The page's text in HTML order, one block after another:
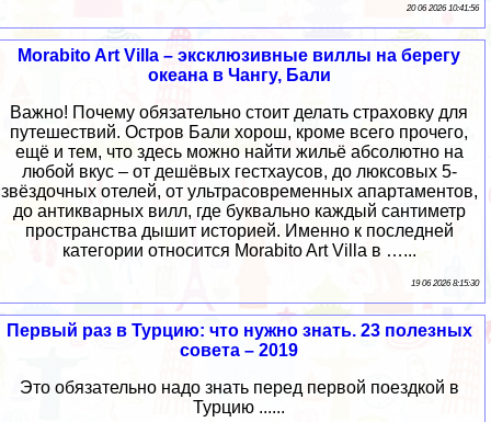
20 06 2026 10:41:56
Morabito Art Villa – эксклюзивные виллы на берегу
океана в Чангу, Бали
Важно! Почему обязательно стоит делать страховку для
путешествий. Остров Бали хорош, кроме всего прочего,
ещё и тем, что здесь можно найти жильё абсолютно на
любой вкус – от дешёвых гестхаусов, до люксовых 5-
звёздочных отелей, от ультрасовременных апартаментов,
до антикварных вилл, где буквально каждый сантиметр
пространства дышит историей. Именно к последней
категории относится Morabito Art Villa в …...
19 06 2026 8:15:30
Первый раз в Турцию: что нужно знать. 23 полезных
совета – 2019
Это обязательно надо знать перед первой поездкой в
Турцию ......